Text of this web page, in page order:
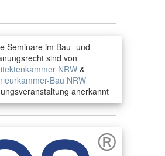
Seminare im Bau- und
sind von
NRW&
Bau NRW
anerkannt